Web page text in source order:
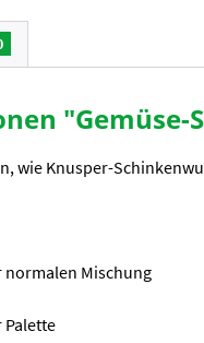
"Gemüse-
wie Knusper-
normalen Mischung
Palette